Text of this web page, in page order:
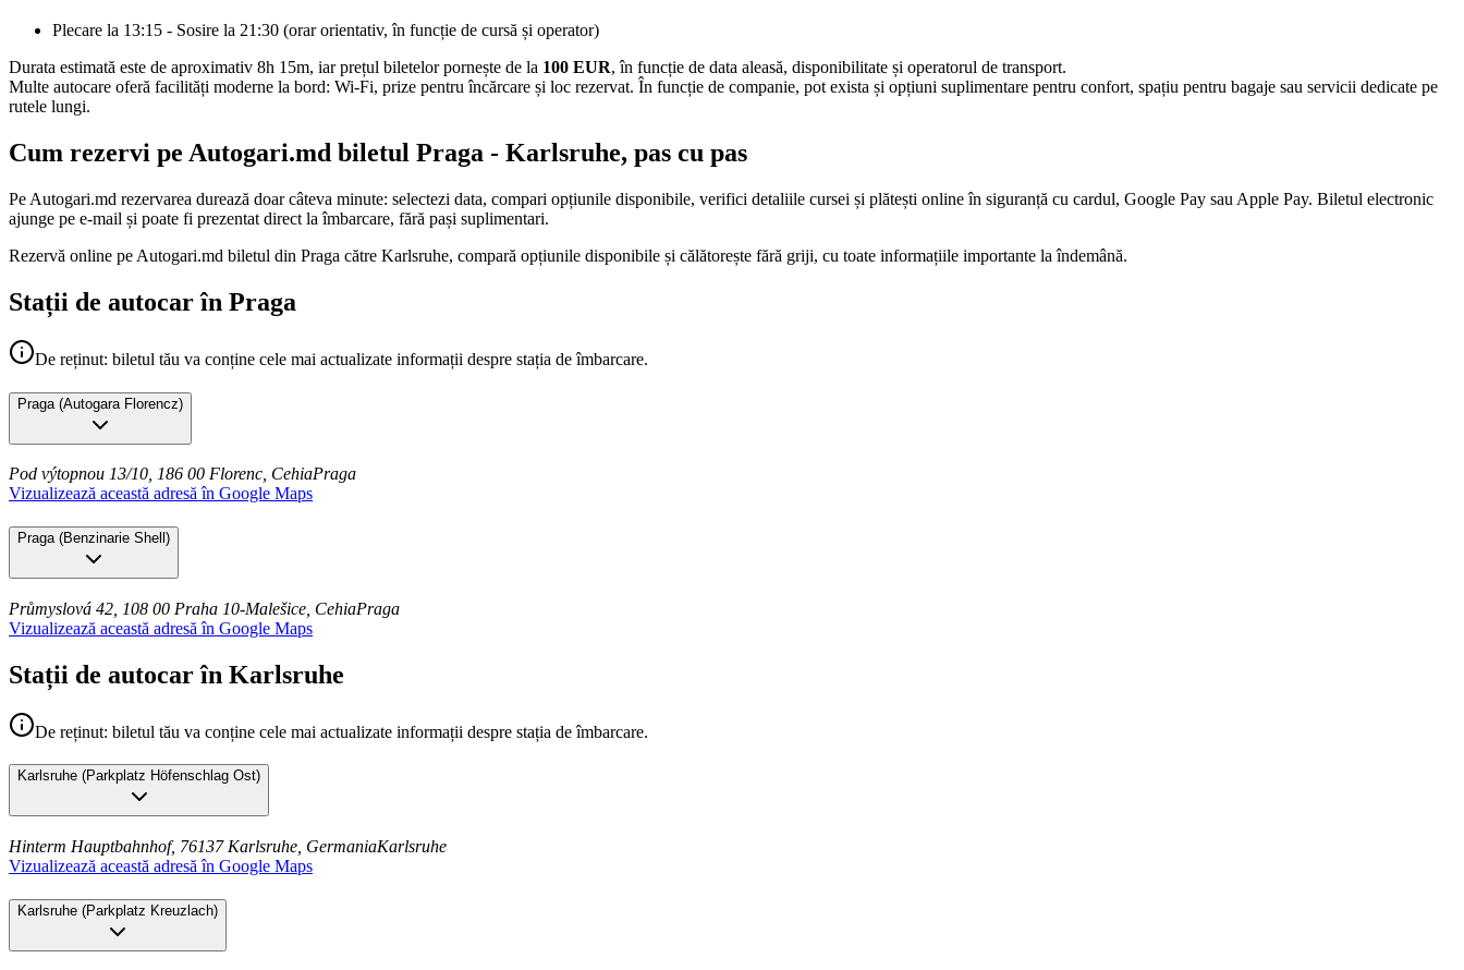
Plecare la 13:15 - Sosire la 21:30 (orar orientativ, în funcție de cursă și operator)
Durata estimată este de aproximativ 8h 15m, iar prețul biletelor pornește de la 100 EUR, în funcție de data aleasă, disponibilitate și operatorul de transport.
Multe autocare oferă facilități moderne la bord: Wi-Fi, prize pentru încărcare și loc rezervat. În funcție de companie, pot exista și opțiuni suplimentare pentru confort, spațiu pentru bagaje sau servicii dedicate pe
rutele lungi.
Cum rezervi pe Autogari.md biletul Praga - Karlsruhe, pas cu pas
Pe Autogari.md rezervarea durează doar câteva minute: selectezi data, compari opțiunile disponibile, verifici detaliile cursei și plătești online în siguranță cu cardul, Google Pay sau Apple Pay. Biletul electronic
ajunge pe e-mail și poate fi prezentat direct la îmbarcare, fără pași suplimentari.
Rezervă online pe Autogari.md biletul din Praga către Karlsruhe, compară opțiunile disponibile și călătorește fără griji, cu toate informațiile importante la îndemână.
Stații de autocar în Praga
De reținut: biletul tău va conține cele mai actualizate informații despre stația de îmbarcare.
Praga (Autogara Florencz)
Pod výtopnou 13/10, 186 00 Florenc, CehiaPraga
Vizualizează această adresă în Google Maps
Praga(Benzinarie Shell )
Průmyslová 42, 108 00 Praha 10-Malešice, CehiaPraga
Vizualizează această adresă în Google Maps
Stații de autocar în Karlsruhe
De reținut: biletul tău va conține cele mai actualizate informații despre stația de îmbarcare.
Karlsruhe (Parkplatz Höfenschlag Ost)
Hinterm Hauptbahnhof, 76137 Karlsruhe, GermaniaKarlsruhe
Vizualizează această adresă în Google Maps
Karlsruhe (Parkplatz Kreuzlach)